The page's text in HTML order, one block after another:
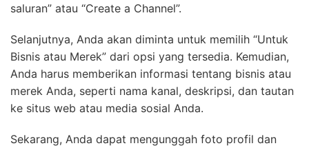
saluran” atau “Create a Channel”.
Selanjutnya, Anda akan diminta untuk memilih “Untuk
Bisnis atau Merek” dari opsi yang tersedia. Kemudian,
Anda harus memberikan informasi tentang bisnis atau
merek Anda, seperti nama kanal, deskripsi, dan tautan
ke situs web atau media sosial Anda.
Sekarang, Anda dapat mengunggah foto profil dan